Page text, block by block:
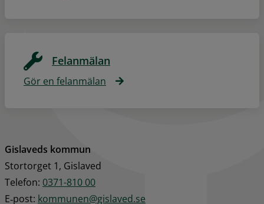
Felanmälan
Gör en felanmälan
Gislaveds kommun
Stortorget 1, Gislaved
Telefon: 0371-810 00
E‑post: kommunen@gislaved.se